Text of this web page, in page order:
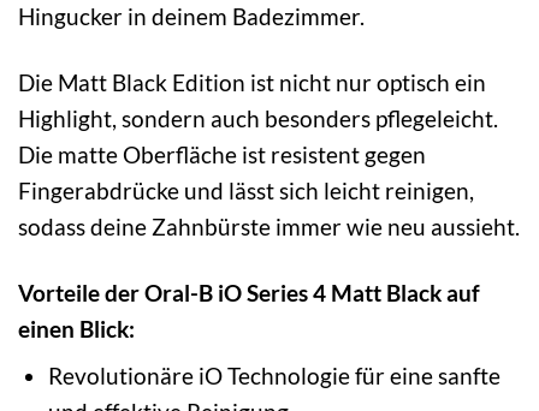
Hingucker in deinem Badezimmer.
Die Matt Black Edition ist nicht nur optisch ein
Highlight, sondern auch besonders pflegeleicht.
Die matte Oberfläche ist resistent gegen
Fingerabdrücke und lässt sich leicht reinigen,
sodass deine Zahnbürste immer wie neu aussieht.
Vorteile der Oral-B iO Series 4 Matt Black auf
einen Blick:
Revolutionäre iO Technologie für eine sanfte